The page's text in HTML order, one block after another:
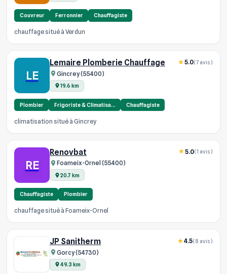
Couvreur Ferronnier Chauffagiste
chauffage situé à Verdun
LE
Lemaire Plomberie Chauffage
Gincrey (55400)
19.6 km
5.0(7 avis)
Plombier Frigoriste & Climatisa… Chauffagiste
climatisation situé à Gincrey
RE
Renovbat
Foameix-Ornel (55400)
20.7 km
5.0(1 avis)
Chauffagiste Plombier
chauffage situé à Foameix-Ornel
JP Sanitherm
Gorcy (54730)
49.3 km
4.5(8 avis)